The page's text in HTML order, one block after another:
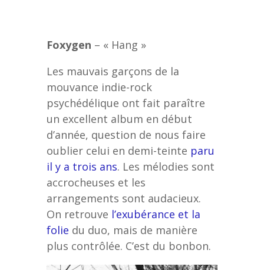
Foxygen – « Hang »
Les mauvais garçons de la
mouvance indie-rock
psychédélique ont fait paraître
un excellent album en début
d’année, question de nous faire
oublier celui en demi-teinte paru
il y a trois ans. Les mélodies sont
accrocheuses et les
arrangements sont audacieux.
On retrouve l’exubérance et la
folie du duo, mais de manière
plus contrôlée. C’est du bonbon.